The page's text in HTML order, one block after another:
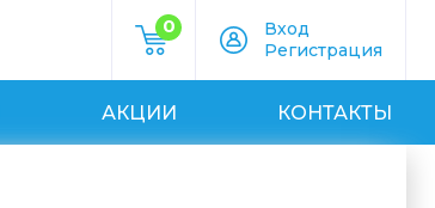
0
Вход
Регистрация
АКЦИИ КОНТАКТЫ